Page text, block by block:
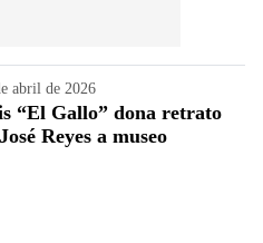
abril de 2026
“El Gallo” dona retrato
Reyes a museo